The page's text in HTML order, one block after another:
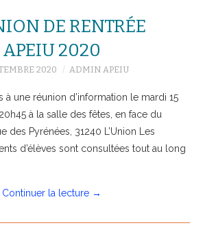
DE RENTRÉE
APEIU 2020
2020 ADMIN APEIU
à une réunion d’information le mardi 15
à la salle des fêtes, en face du
des Pyrénées, 31240 L’Union Les
d’élèves sont consultées tout au long
Continuer la lecture →